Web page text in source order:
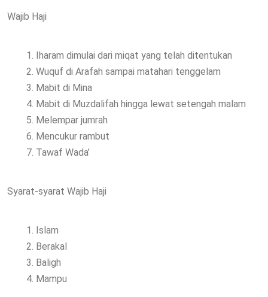
Wajib Haji
Iharam dimulai dari miqat yang telah ditentukan
Wuquf di Arafah sampai matahari tenggelam
Mabit di Mina
Mabit di Muzdalifah hingga lewat setengah malam
Melempar jumrah
Mencukur rambut
Tawaf Wada’
Syarat-syarat Wajib Haji
Islam
Berakal
Baligh
Mampu